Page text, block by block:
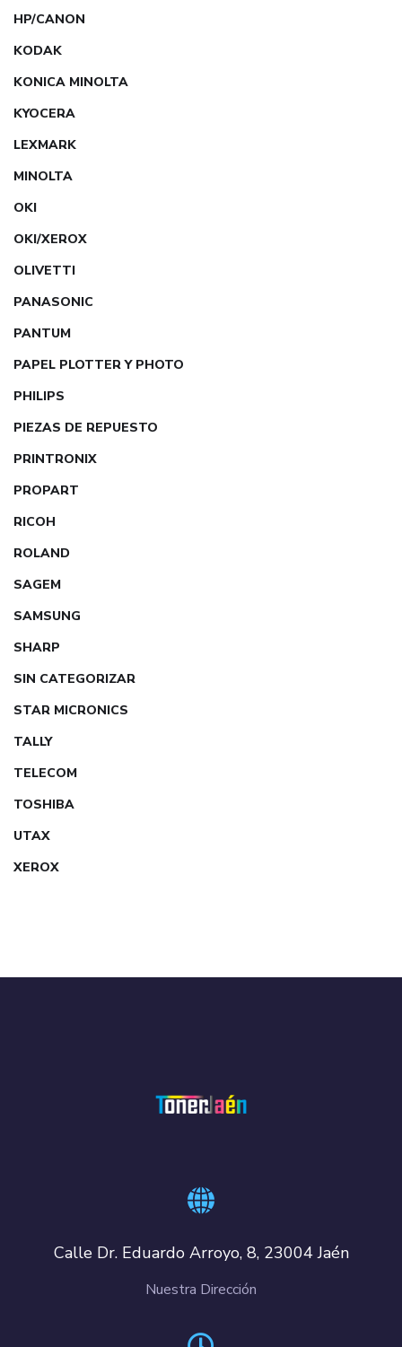
HP/CANON
KODAK
KONICA MINOLTA
KYOCERA
LEXMARK
MINOLTA
OKI
OKI/XEROX
OLIVETTI
PANASONIC
PANTUM
PAPEL PLOTTER Y PHOTO
PHILIPS
PIEZAS DE REPUESTO
PRINTRONIX
PROPART
RICOH
ROLAND
SAGEM
SAMSUNG
SHARP
SIN CATEGORIZAR
STAR MICRONICS
TALLY
TELECOM
TOSHIBA
UTAX
XEROX
Calle Dr. Eduardo Arroyo, 8, 23004 Jaén
Nuestra Dirección